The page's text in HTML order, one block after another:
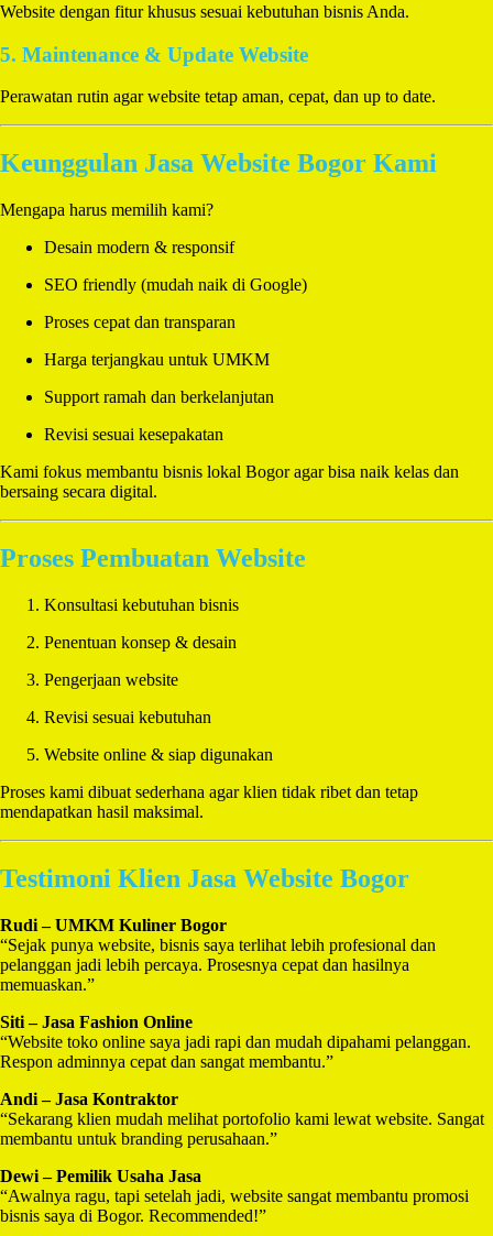
Website dengan fitur khusus sesuai kebutuhan bisnis Anda.
5. Maintenance & Update Website
Perawatan rutin agar website tetap aman, cepat, dan up to date.
Keunggulan Jasa Website Bogor Kami
Mengapa harus memilih kami?
Desain modern & responsif
SEO friendly (mudah naik di Google)
Proses cepat dan transparan
Harga terjangkau untuk UMKM
Support ramah dan berkelanjutan
Revisi sesuai kesepakatan
Kami fokus membantu bisnis lokal Bogor agar bisa naik kelas dan
bersaing secara digital.
Proses Pembuatan Website
Konsultasi kebutuhan bisnis
Penentuan konsep & desain
Pengerjaan website
Revisi sesuai kebutuhan
Website online & siap digunakan
Proses kami dibuat sederhana agar klien tidak ribet dan tetap
mendapatkan hasil maksimal.
Testimoni Klien Jasa Website Bogor
Rudi – UMKM Kuliner Bogor
“Sejak punya website, bisnis saya terlihat lebih profesional dan
pelanggan jadi lebih percaya. Prosesnya cepat dan hasilnya
memuaskan.”
Siti – Jasa Fashion Online
“Website toko online saya jadi rapi dan mudah dipahami pelanggan.
Respon adminnya cepat dan sangat membantu.”
Andi – Jasa Kontraktor
“Sekarang klien mudah melihat portofolio kami lewat website. Sangat
membantu untuk branding perusahaan.”
Dewi – Pemilik Usaha Jasa
“Awalnya ragu, tapi setelah jadi, website sangat membantu promosi
bisnis saya di Bogor. Recommended!”